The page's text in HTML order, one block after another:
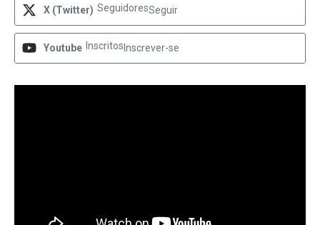
X (Twitter) SeguidoresSeguir
Youtube Inscritos Inscrever-se